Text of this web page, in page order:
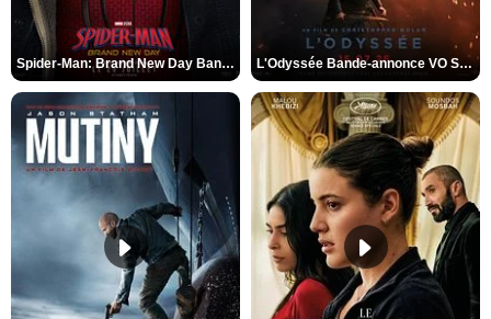
Spider-Man: Brand New Day Bande-annonce VO STFR L'Odyssée Bande-annonce VO STFR